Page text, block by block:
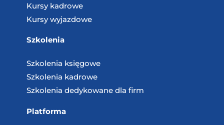
Kursy kadrowe
Kursy wyjazdowe
Szkolenia
Szkolenia księgowe
Szkolenia kadrowe
Szkolenia dedykowane dla firm
Platforma